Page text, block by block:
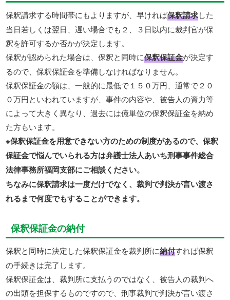
保釈請求する時間帯にもよりますが、早ければ保釈請求した
当日若しくは翌日、遅い場合でも２、３日以内に裁判官が保
釈を許可するか否かが決定します。
保釈が認められた場合は、保釈と同時に保釈保証金が決定す
るので、保釈保証金を準備しなければなりません。
保釈保証金の額は、一般的に最低で１５０万円、通常で２０
０万円といわれていますが、事件の内容や、被告人の資力等
によって大きく異なり、過去には億単位の保釈保証金を納め
た方もいます。
※保釈保証金を用意できない方のための制度があるので、保釈
保証金で悩んでいられる方は弁護士法人あいち刑事事件総合
法律事務所福岡支部にご相談ください。
ちなみに保釈請求は一度だけでなく、裁判で判決が言い渡さ
れるまで何度でもすることができます。
保釈保証金の納付
保釈と同時に決定した保釈保証金を裁判所に納付すれば保釈
の手続きは完了します。
保釈保証金は、裁判所に支払うのではなく、被告人の裁判へ
の出頭を担保するものですので、刑事裁判で判決が言い渡さ